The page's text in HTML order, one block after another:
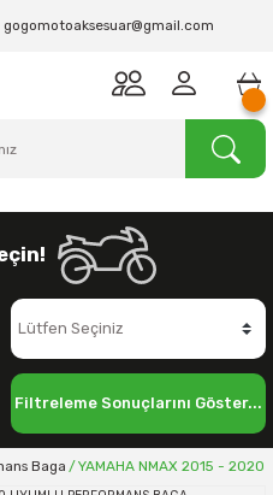
gogomotoaksesuar@gmail.com
Filtreleme Sonuçlarını Göster...
Baga YAMAHA NMAX 2015 - 2020